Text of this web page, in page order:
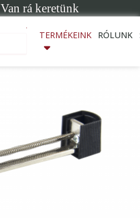
Van rá keretünk
Keresés ...
TERMÉKEINK RÓLUNK